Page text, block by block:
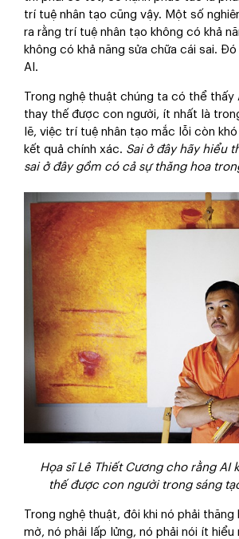
trí tuệ nhân tạo cũng vậy. Một số
ra rằng trí tuệ nhân tạo không có khả
không có khả năng sửa chữa cái sai.
AI.
Trong nghệ thuật chúng ta có thể thấy
thay thế được con người, ít nhất là
lẽ, việc trí tuệ nhân tạo mắc lỗi còn
kết quả chính xác. Sai ở đây hãy hiểu
sai ở đây gồm có cả sự thăng hoa
Họa sĩ Lê Thiết Cương cho rằng AI
thế được con người trong sáng
Trong nghệ thuật, đôi khi nó phải thăng
mờ, nó phải lấp lửng, nó phải nói ít hiểu